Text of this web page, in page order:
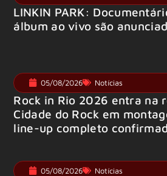
LINKIN PARK:
álbum ao vivo são
05/08/2026 Notícias
Rock in Rio 2026 entra na
Cidade do Rock em
line-up completo
05/08/2026 Notícias